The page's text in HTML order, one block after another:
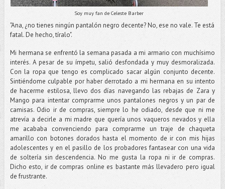
Soy muy fan de Celeste Barber
"Ana, ¿no tienes ningún pantalón negro decente? No, ese no vale. Te está
fatal. De hecho, tíralo".
Mi hermana se enfrentó la semana pasada a mi armario con muchísimo
interés. A pesar de su ímpetu, salió desfondada y muy desmoralizada.
Con la ropa que tengo es complicado sacar algún conjunto decente.
Sintiéndome culpable por haber derrotado a mi hermana en su intento
de hacerme estilosa, llevo dos días navegando las rebajas de Zara y
Mango para intentar comprarme unos pantalones negros y un par de
camisas. Odio ir de compras, siempre lo he odiado, desde que ni me
atrevía a decirle a mi madre que quería unos vaqueros nevados y ella
me acababa convenciendo para comprarme un traje de chaqueta
amarillo con botones dorados hasta el momento de ir con mis hijas
adolescentes y en el pasillo de los probadores fantasear con una vida
de soltería sin descendencia. No me gusta la ropa ni ir de compras.
Dicho esto, ir de compras online es bastante más llevadero pero igual
de frustrante.